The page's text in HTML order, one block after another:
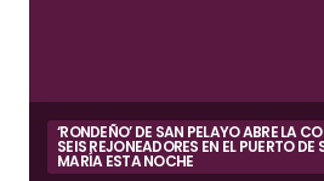
‘RONDEÑO’ DE SAN PELAYO ABRE LA
SEIS REJONEADORES EN EL PUERTO DE
MARÍA ESTA NOCHE